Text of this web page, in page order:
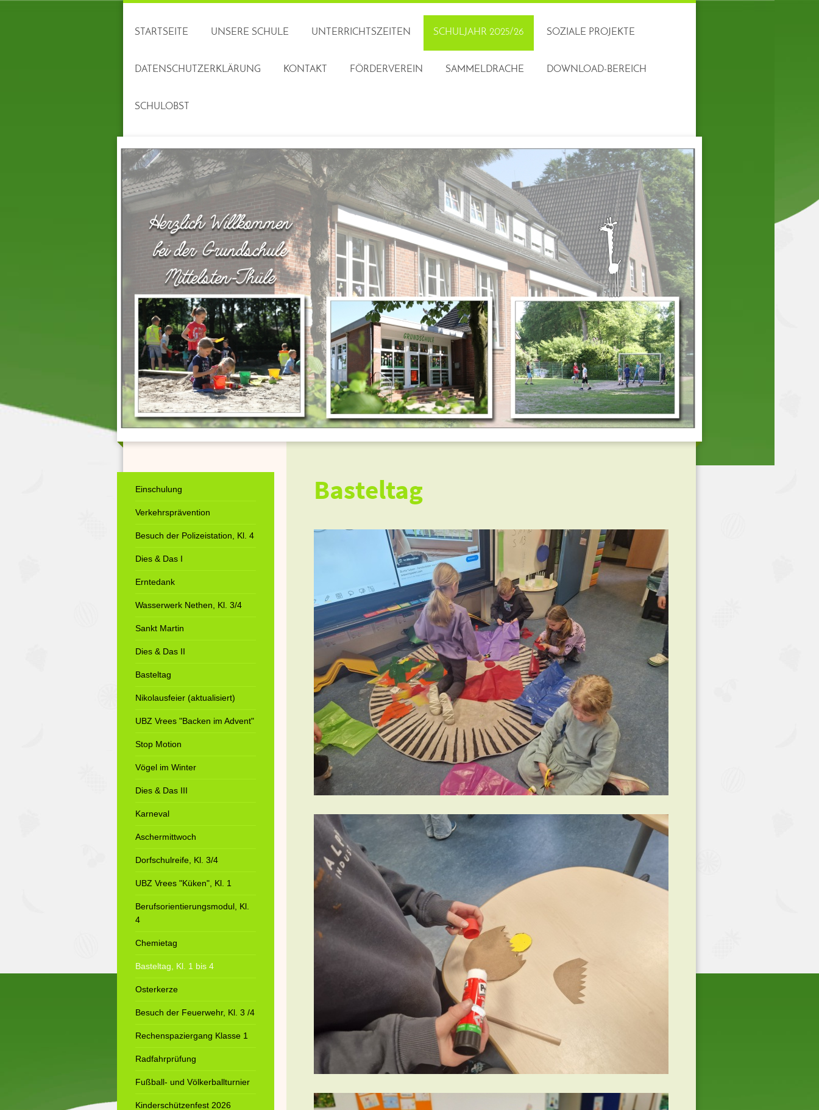
STARTSEITE UNSERE SCHULE UNTERRICHTSZEITEN SCHULJAHR 2025/26 SOZIALE PROJEKTE
DATENSCHUTZERKLÄRUNG KONTAKT FÖRDERVEREIN SAMMELDRACHE DOWNLOAD-BEREICH
SCHULOBST
Basteltag
Einschulung
Verkehrsprävention
Besuch der Polizeistation, Kl. 4
Dies & Das I
Erntedank
Wasserwerk Nethen, Kl. 3/4
Sankt Martin
Dies & Das II
Basteltag
Nikolausfeier (aktualisiert)
UBZ Vrees "Backen im Advent"
Stop Motion
Vögel im Winter
Dies & Das III
Karneval
Aschermittwoch
Dorfschulreife, Kl. 3/4
UBZ Vrees "Küken", Kl. 1
Berufsorientierungsmodul, Kl.
4
Chemietag
Basteltag, Kl. 1 bis 4
Osterkerze
Besuch der Feuerwehr, Kl. 3 /4
Rechenspaziergang Klasse 1
Radfahrprüfung
Fußball- und Völkerballturnier
Kinderschützenfest 2026